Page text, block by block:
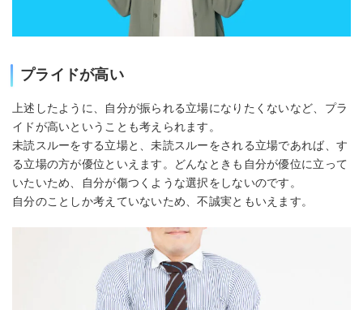
プライドが高い
上述したように、自分が振られる立場になりたくないなど、プラ
イドが高いということも考えられます。
未読スルーをする立場と、未読スルーをされる立場であれば、す
る立場の方が優位といえます。どんなときも自分が優位に立って
いたいため、自分が傷つくような選択をしないのです。
自分のことしか考えていないため、不誠実ともいえます。